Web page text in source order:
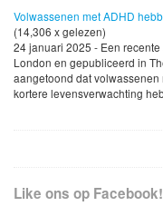
Volwassenen met ADHD
(14,306 x gelezen)
24 januari 2025 - Een
London en gepubliceerd in
aangetoond dat
kortere levensverwachting
Like ons op Facebook!